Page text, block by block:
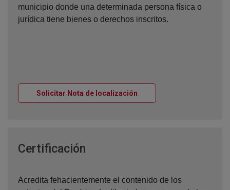
municipio donde una determinada persona física o
jurídica tiene bienes o derechos inscritos.
Solicitar Nota de localización
Certificación
Acredita fehacientemente el contenido de los